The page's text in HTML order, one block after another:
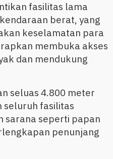
fasilitas lama
berat, yang
keselamatan para
membuka akses
dan mendukung
seluas 4.800 meter
seluruh fasilitas
sarana seperti papan
penunjang